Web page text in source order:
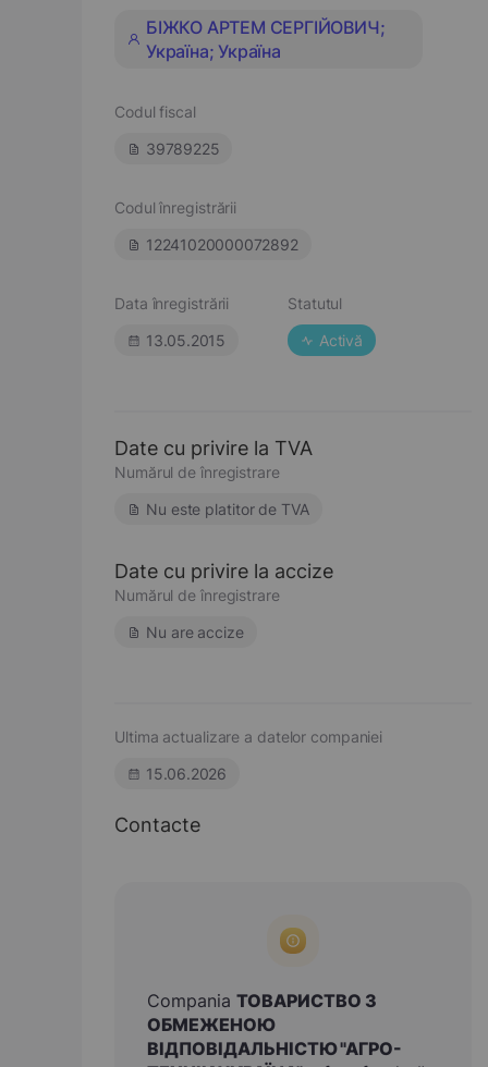
БІЖКО АРТЕМ СЕРГІЙОВИЧ;
Україна; Україна
Codul fiscal
39789225
Codul înregistrării
12241020000072892
Data înregistrării
13.05.2015
Statutul
Activă
Date cu privire la TVA
Numărul de înregistrare
Nu este platitor de TVA
Date cu privire la accize
Numărul de înregistrare
Nu are accize
Ultima actualizare a datelor companiei
15.06.2026
Contacte
Compania ТОВАРИСТВО З
ОБМЕЖЕНОЮ
ВІДПОВІДАЛЬНІСТЮ "АГРО-